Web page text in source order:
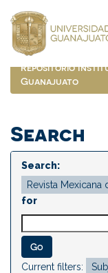
navigation
Repositorio
Guanajuato
Search
Search:
for
Current filters: